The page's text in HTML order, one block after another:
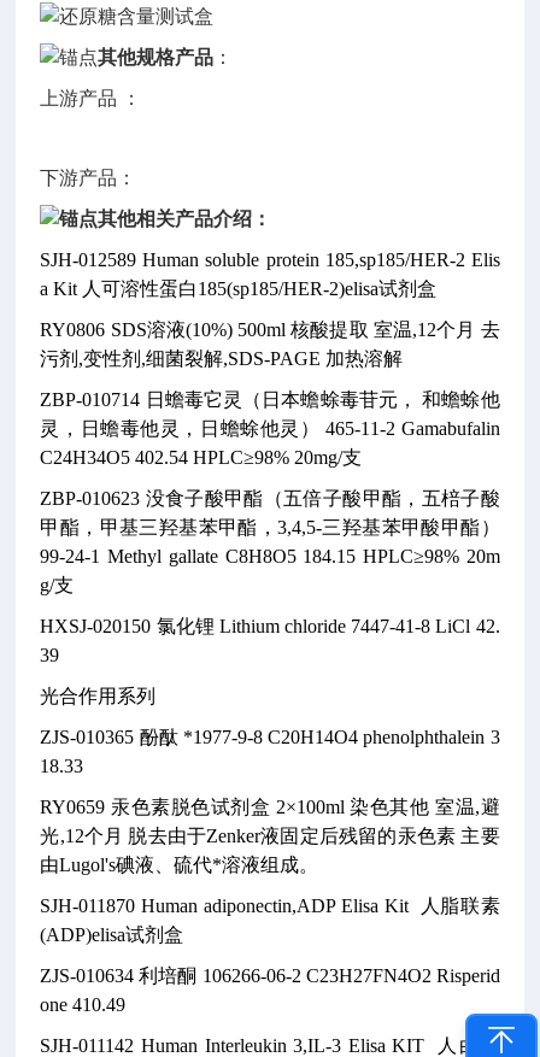
其他规格产品 ：
上游产品 ：
下游产品：
其他相关产品介绍：
SJH-012589 Human soluble protein 185,sp185/HER-2 Elis
a Kit 人可溶性蛋白185(sp185/HER-2)elisa试剂盒
RY0806 SDS溶液(10%) 500ml 核酸提取 室温,12个月 去
污剂,变性剂,细菌裂解,SDS-PAGE 加热溶解
ZBP-010714 日蟾毒它灵（日本蟾蜍毒苷元， 和蟾蜍他
灵，日蟾毒他灵，日蟾蜍他灵）
465-11-2 Gamabufalin
C24H34O5 402.54 HPLC≥98% 20mg/支
ZBP-010623 没食子酸甲酯（五倍子酸甲酯，五棓子酸
甲酯，甲基三羟基苯甲酯，3,4,5-三羟基苯甲酸甲酯）
99-24-1 Methyl gallate C8H8O5 184.15 HPLC≥98% 20m
g/支
HXSJ-020150 氯化锂 Lithium chloride 7447-41-8 LiCl 42.
39
光合作用系列
ZJS-010365 酚酞 *1977-9-8 C20H14O4 phenolphthalein 3
18.33
RY0659 汞色素脱色试剂盒 2×100ml 染色其他 室温,避
光,12个月 脱去由于Zenker液固定后残留的汞色素 主要
由Lugol's碘液、硫代*溶液组成。
SJH-011870 Human adiponectin,ADP Elisa Kit
人脂联素
(ADP)elisa试剂盒
ZJS-010634 利培酮 106266-06-2 C23H27FN4O2 Risperid
one 410.49
SJH-011142 Human Interleukin 3,IL-3 Elisa KIT
人白介